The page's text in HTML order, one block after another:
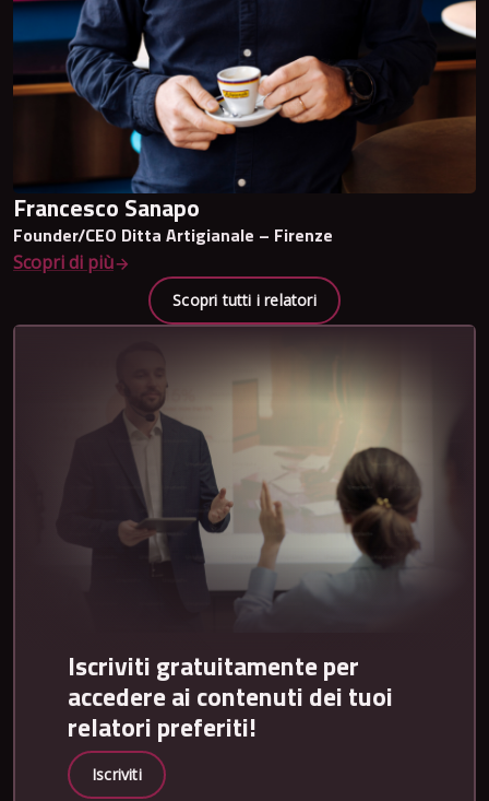
Francesco Sanapo
Founder/CEO Ditta Artigianale – Firenze
Scopri di più
Scopri tutti i relatori
Iscriviti gratuitamente per
accedere ai contenuti dei tuoi
relatori preferiti!
Iscriviti